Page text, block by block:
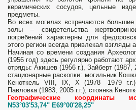
керамических сосудов, цельные
предметы.
Во всех могилах встречаются
золы – свидетельства
погребений характерны для
этого регион всегда привлекал взгляды
Начиная со времени создания
(1956 год) здесь регулярно работают
отряды: Акишев (1956 г.), Зайберт (1987,
стационарные раскопки: могильник
Кеноткель VIII, IX, X (1978 -1979
Павловка (1983, 2005 г.г.), стоянка
Географические координаты
N53°03'53,74" E69°00'28,25"